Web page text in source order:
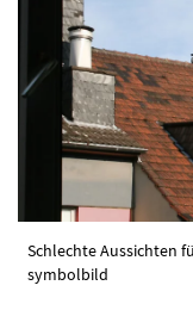
Schlechte Aussichten
symbolbild